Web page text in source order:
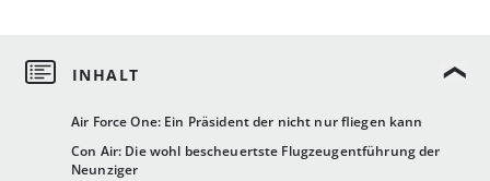
Air Force One: Ein Präsident der nicht nur fliegen kann
Con Air: Die wohl bescheuertste Flugzeugentführung der
Neunziger